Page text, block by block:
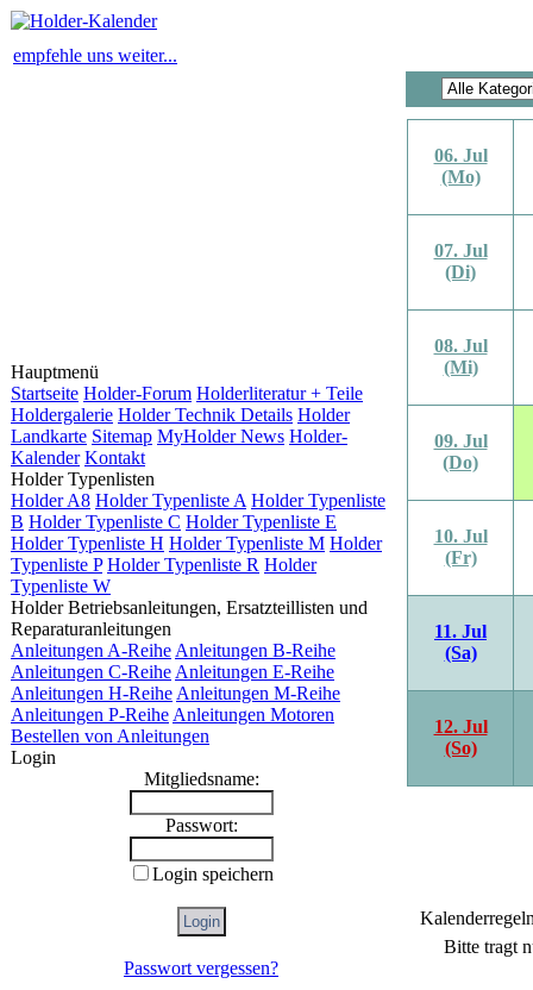
empfehle uns weiter...
Hauptmenü
Startseite Holder-Forum Holderliteratur + Teile
Holdergalerie Holder Technik Details Holder
Landkarte Sitemap MyHolder News Holder-
Kalender Kontakt
Holder Typenlisten
Holder A8 Holder Typenliste A Holder Typenliste
B Holder Typenliste C Holder Typenliste E
Holder Typenliste H Holder Typenliste M Holder
Typenliste P Holder Typenliste R Holder
Typenliste W
Holder Betriebsanleitungen, Ersatzteillisten und
Reparaturanleitungen
Anleitungen A-Reihe Anleitungen B-Reihe
Anleitungen C-Reihe Anleitungen E-Reihe
Anleitungen H-Reihe Anleitungen M-Reihe
Anleitungen P-Reihe Anleitungen Motoren
Bestellen von Anleitungen
Login
Mitgliedsname:
Passwort:
Login speichern
Passwort vergessen?
06. Jul
(Mo)
07. Jul
(Di)
08. Jul
(Mi)
09. Jul
(Do)
10. Jul
(Fr)
11. Jul
(Sa)
12. Jul
(So)
Bitte tragt